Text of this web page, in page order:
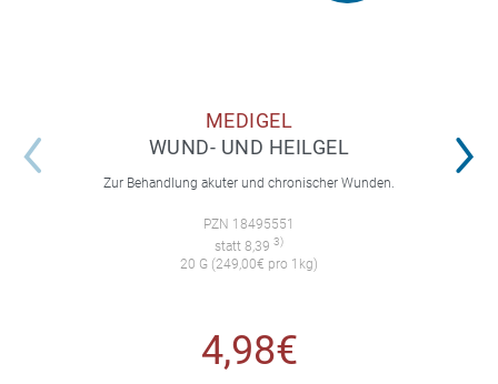
MEDIGEL
WUND- UND HEILGEL
Zur Behandlung akuter und chronischer Wunden.
PZN 18495551
statt 8,39 3)
20 G (249,00€ pro 1kg)
4,98€